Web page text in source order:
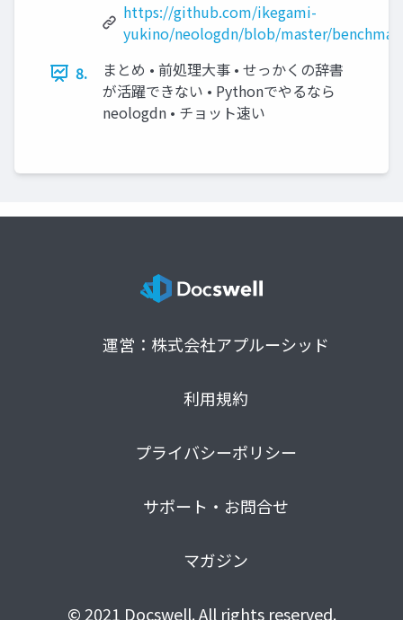
https://github.com/ikegami-
yukino/neologdn/blob/master/
8.
まとめ • 前処理大事 • せっかくの辞書
が活躍できない • Pythonでやるなら
neologdn • チョット速い
運営：株式会社アプルーシッド
利用規約
プライバシーポリシー
サポート・お問合せ
マガジン
© 2021 Docswell. All rights reserved.